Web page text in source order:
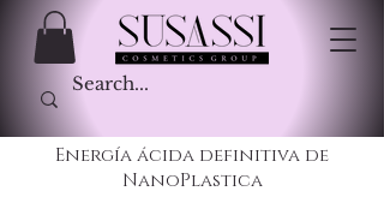
Energía ácida definitiva de
NanoPlastica